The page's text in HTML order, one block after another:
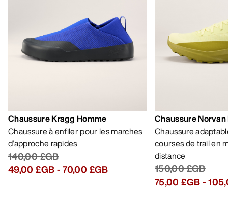
Chaussure Kragg Homme
Chaussure à enfiler pour les marches
d’approche rapides
140,00 £GB
49,00 £GB-70,00 £GB
Chaussure
Chaussure
courses de trail en
distance
150,00 £GB
75,00 £GB-